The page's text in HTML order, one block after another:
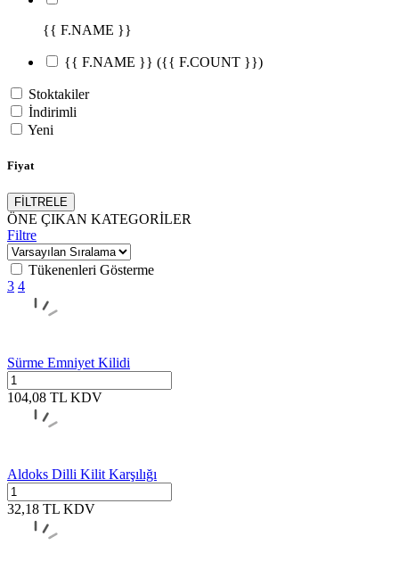
{{ F.NAME }}
{{ F.NAME }} ({{ F.COUNT }})
Stoktakiler
İndirimli
Yeni
Fiyat
FİLTRELE
ÖNE ÇIKAN KATEGORİLER
Filtre
Tükenenleri Gösterme
3 4
Sürme Emniyet Kilidi
104,08 TL KDV
Aldoks Dilli Kilit Karşılığı
32,18 TL KDV